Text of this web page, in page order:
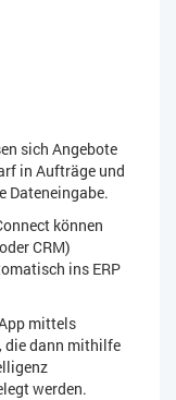
sich Angebote
in Aufträge und
Dateneingabe.
können
CRM)
ins ERP
mittels
die dann mithilfe
werden.